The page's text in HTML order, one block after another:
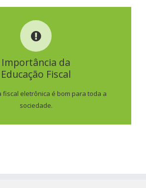
Importância da
Educação Fiscal
fiscal eletrônica é bom para toda a
sociedade.
IMPORTÂNCIA DA
SAIBA MAIS